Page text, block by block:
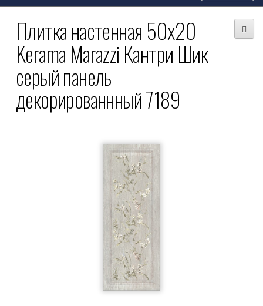
Плитка настенная 50x20
Kerama Marazzi Кантри Шик
серый панель
декорированнный 7189